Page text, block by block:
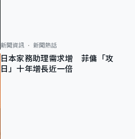
新聞資訊 新聞熱話
日本家務助理需求增 菲傭「攻
日」十年增長近一倍